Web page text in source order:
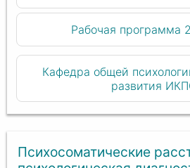
Рабочая программа
Кафедра общей
развития
Психосоматические